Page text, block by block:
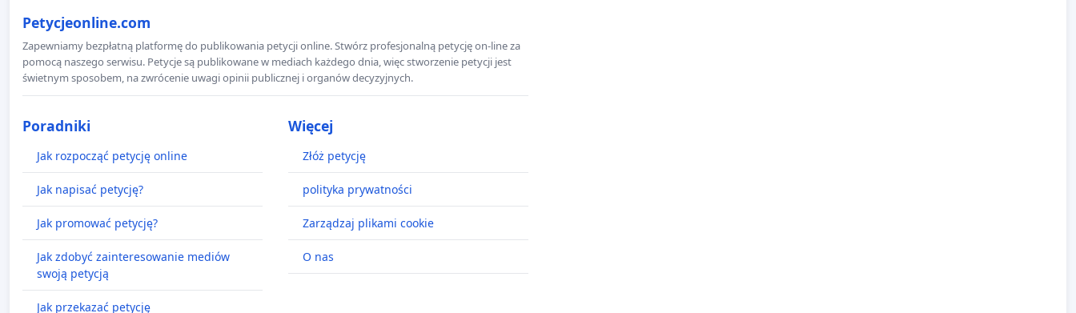
Petycjeonline.com
Zapewniamy bezpłatną platformę do publikowania petycji online. Stwórz profesjonalną petycję on-line za
pomocą naszego serwisu. Petycje są publikowane w mediach każdego dnia, więc stworzenie petycji jest
świetnym sposobem, na zwrócenie uwagi opinii publicznej i organów decyzyjnych.
Poradniki
Jak rozpocząć petycję online
Jak napisać petycję?
Jak promować petycję?
Jak zdobyć zainteresowanie mediów
swoją petycją
Jak przekazać petycję
Więcej
Złóż petycję
polityka prywatności
Zarządzaj plikami cookie
O nas